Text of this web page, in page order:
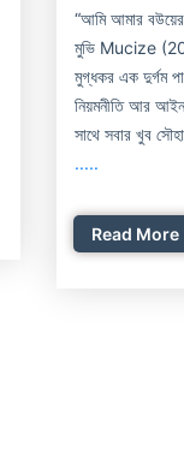
“আমি আমার বউয়ের
মুভি Mucize
মুগ্ধকর এক দুর্গম
নিয়মনীতি আর আইন
সাথে সবার খুব
.....
Read More